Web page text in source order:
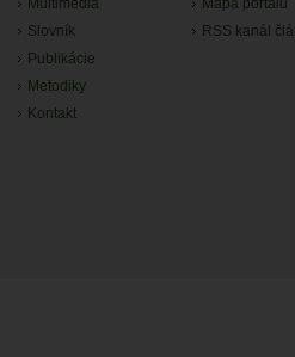
Multimédiá
Slovník
Publikácie
Metodiky
Kontakt
Mapa portálu
RSS kanál